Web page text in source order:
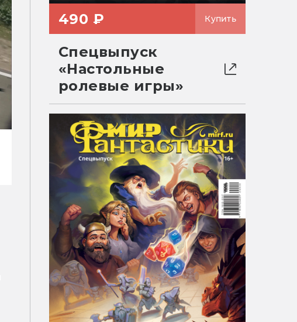
490 ₽ Купить
Спецвыпуск
«Настольные
ролевые игры»